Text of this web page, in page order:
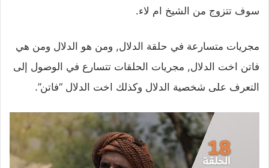
سوف تتزوج من الشيخ ام لاء.
مجريات متسارعة في حلقة الدلال, ومن هو الدلال ومن هي
فاتن اخت الدلال, مجريات الحلقات تتسارع في الوصول إلى
التعرف على شخصية الدلال وكذلك اخت الدلال “فاتن”.